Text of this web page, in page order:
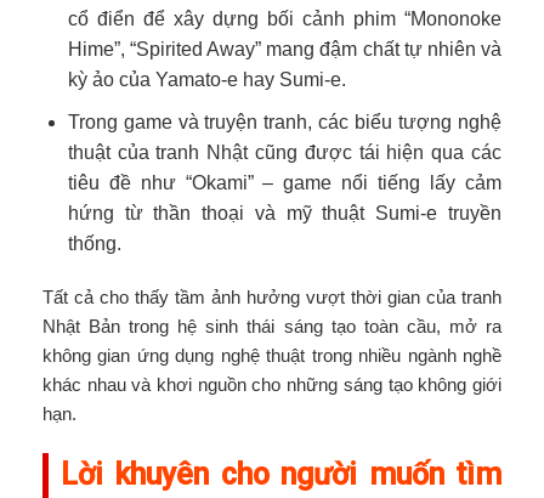
cổ điển để xây dựng bối cảnh phim “Mononoke
Hime”, “Spirited Away” mang đậm chất tự nhiên và
kỳ ảo của Yamato-e hay Sumi-e.
Trong game và truyện tranh, các biểu tượng nghệ
thuật của tranh Nhật cũng được tái hiện qua các
tiêu đề như “Okami” – game nổi tiếng lấy cảm
hứng từ thần thoại và mỹ thuật Sumi-e truyền
thống.
Tất cả cho thấy tầm ảnh hưởng vượt thời gian của tranh
Nhật Bản trong hệ sinh thái sáng tạo toàn cầu, mở ra
không gian ứng dụng nghệ thuật trong nhiều ngành nghề
khác nhau và khơi nguồn cho những sáng tạo không giới
hạn.
Lời khuyên cho người muốn tìm